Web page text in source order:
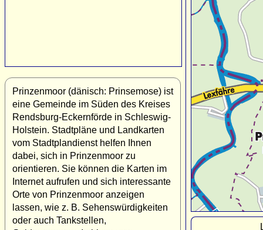
Prinzenmoor (dänisch: Prinsemose) ist
eine Gemeinde im Süden des Kreises
Rendsburg-Eckernförde in Schleswig-
Holstein. Stadtpläne und Landkarten
vom Stadtplandienst helfen Ihnen
dabei, sich in Prinzenmoor zu
orientieren. Sie können die Karten im
Internet aufrufen und sich interessante
Orte von Prinzenmoor anzeigen
lassen, wie z. B. Sehenswürdigkeiten
oder auch Tankstellen,